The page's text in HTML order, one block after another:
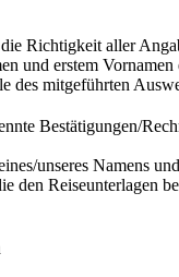
Richtigkeit aller
und erstem
des mitgeführten
Bestätigungen/
unseres Namens
den Reiseunterlagen